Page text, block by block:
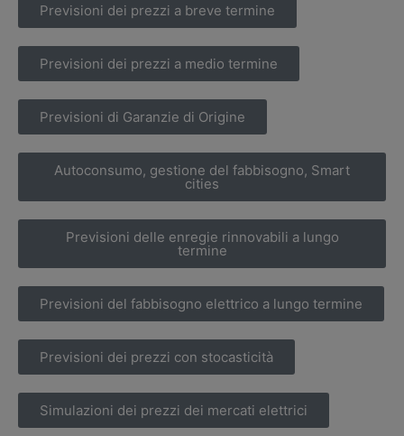
Previsioni dei prezzi a breve termine
Previsioni dei prezzi a medio termine
Previsioni di Garanzie di Origine
Autoconsumo, gestione del fabbisogno, Smart
cities
Previsioni delle enregie rinnovabili a lungo
termine
Previsioni del fabbisogno elettrico a lungo termine
Previsioni dei prezzi con stocasticità
Simulazioni dei prezzi dei mercati elettrici